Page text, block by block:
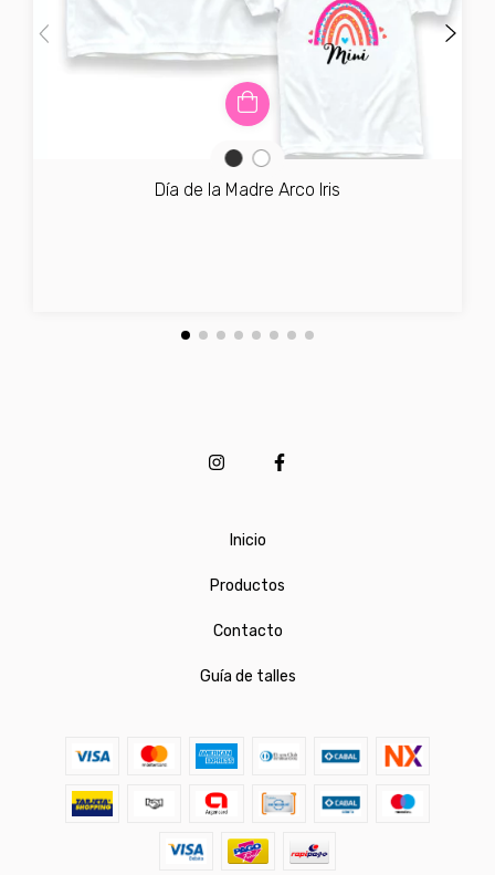
Día de la Madre Arco Iris
Inicio
Productos
Contacto
Guía de talles